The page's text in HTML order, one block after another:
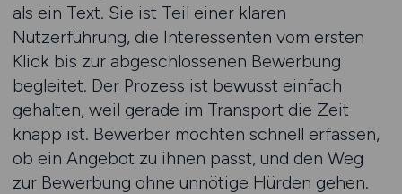
als ein Text. Sie ist Teil einer klaren
Nutzerführung, die Interessenten vom ersten
Klick bis zur abgeschlossenen Bewerbung
begleitet. Der Prozess ist bewusst einfach
gehalten, weil gerade im Transport die Zeit
knapp ist. Bewerber möchten schnell erfassen,
ob ein Angebot zu ihnen passt, und den Weg
zur Bewerbung ohne unnötige Hürden gehen.